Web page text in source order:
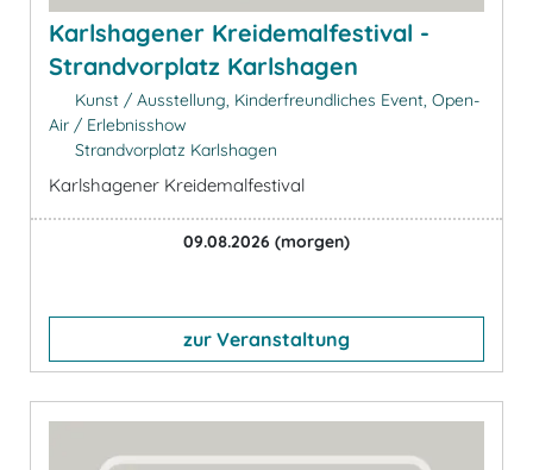
Karlshagener Kreidemalfestival -
Strandvorplatz Karlshagen
Kunst / Ausstellung, Kinderfreundliches Event, Open-
Air / Erlebnisshow
Strandvorplatz Karlshagen
Karlshagener Kreidemalfestival
09.08.2026 (morgen)
zur Veranstaltung